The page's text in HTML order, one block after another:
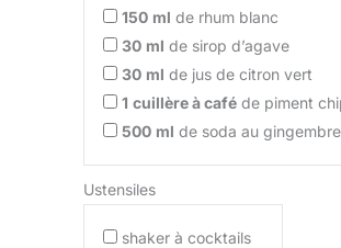
150 ml de rhum blanc
30 ml de sirop d’agave
30 ml de jus de citron vert
1 cuillère à café de piment
500 ml de soda au gingembre
Ustensiles
shaker à cocktails